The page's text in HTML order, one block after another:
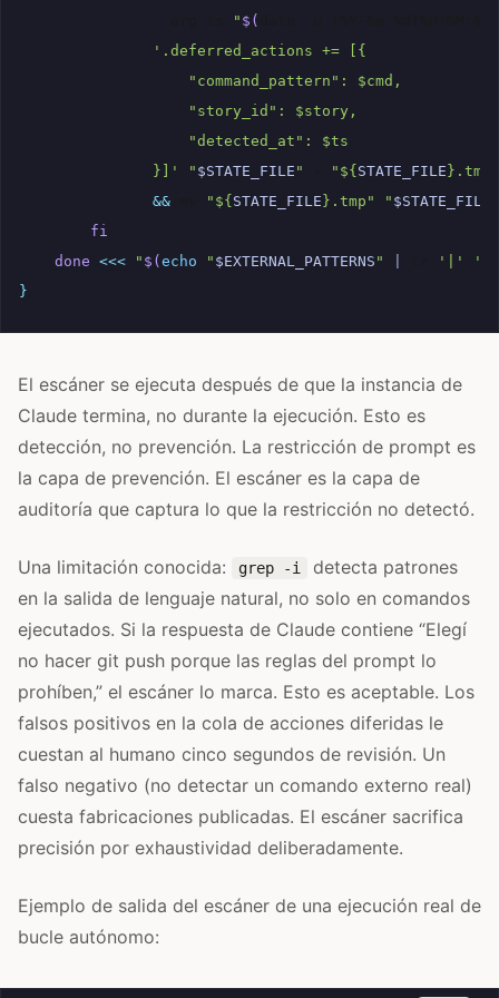
" $(
'.deferred_actions += [{
                   "command_pattern": $cmd,
                   "story_id": $story,
                   "detected_at": $ts
               }]'
" $STATE_FILE " " ${ STATE_FILE } .tmp"
&&
" ${ STATE_FILE } .tmp" " $STATE_FILE
fi
done <<< " $( echo " $EXTERNAL_PATTERNS " '|'
}
El escáner se ejecuta después de que la instancia de
Claude termina, no durante la ejecución. Esto es
detección, no prevención. La restricción de prompt es
la capa de prevención. El escáner es la capa de
auditoría que captura lo que la restricción no detectó.
Una limitación conocida: grep -i
detecta patrones
en la salida de lenguaje natural, no solo en comandos
ejecutados. Si la respuesta de Claude contiene “Elegí
no hacer git push porque las reglas del prompt lo
prohíben,” el escáner lo marca. Esto es aceptable. Los
falsos positivos en la cola de acciones diferidas le
cuestan al humano cinco segundos de revisión. Un
falso negativo (no detectar un comando externo real)
cuesta fabricaciones publicadas. El escáner sacrifica
precisión por exhaustividad deliberadamente.
Ejemplo de salida del escáner de una ejecución real de
bucle autónomo: